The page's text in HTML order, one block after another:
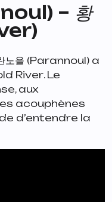
– 황
을 (Parannoul) a
River. Le
aux
acouphènes
d’entendre la